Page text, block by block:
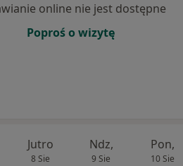
online nie jest dostępne
Poproś o wizytę
Jutro
8 Sie
Ndz,
9 Sie
Pon,
10 Sie